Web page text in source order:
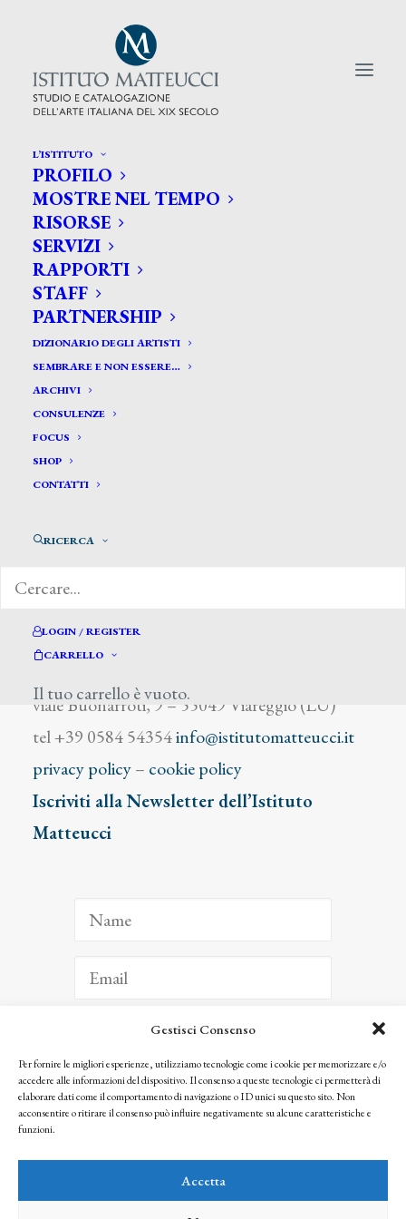
Gestisci Consenso
Per fornire le migliori esperienze, utilizziamo tecnologie come i cookie per memorizzare e/o
accedere alle informazioni del dispositivo. Il consenso a queste tecnologie ci permetterà di
elaborare dati come il comportamento di navigazione o ID unici su questo sito. Non
acconsentire o ritirare il consenso può influire negativamente su alcune caratteristiche e
funzioni.
Accetta
L’ISTITUTO
PROFILO
MOSTRE NEL TEMPO
RISORSE
SERVIZI
RAPPORTI
STAFF
PARTNERSHIP
DIZIONARIO DEGLI ARTISTI
SEMBRARE E NON ESSERE…
ARCHIVI
CONSULENZE
FOCUS
SHOP
CONTATTI
RICERCA
LOGIN / REGISTER
CARRELLO
Il tuo carrello è vuoto.
CERCA TRA GLI ARTISTI:
Search
for:
Lunardi
viale Buonarroti, 9 – 55049 Viareggio (LU)
tel +39 0584 54354info@istitutomatteucci.it
privacy policy– cookie policy
Iscriviti alla Newsletter dell’Istituto
Matteucci
ISCRIVITI
Facendo clic per iscriverti, riconosci che le tue informazioni saranno trattate
seguendo la nostra Privacy Policy
© 2025 Istituto Matteucci. All right reserved
l’autorizzazione scritta dei proprietari dei diritti e dell’Istituto Matteucci